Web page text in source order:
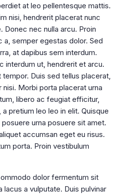
at leo pellentesque mattis.
nisi, hendrerit placerat nunc
nec nulla arcu. Proin
a, semper egestas dolor. Sed
at dapibus sem interdum.
interdum ut, hendrerit et arcu.
Duis sed tellus placerat,
Morbi porta placerat urna
libero ac feugiat efficitur,
pretium leo leo in elit. Quisque
urna posuere sit amet.
accumsan eget eu risus.
porta. Proin vestibulum
dolor fermentum sit
lacus a vulputate. Duis pulvinar